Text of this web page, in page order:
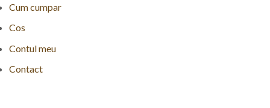
Cum cumpar
Cos
Contul meu
Contact